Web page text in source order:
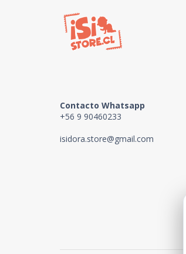
Contacto Whatsapp
+56 9 90460233
isidora.store@gmail.com